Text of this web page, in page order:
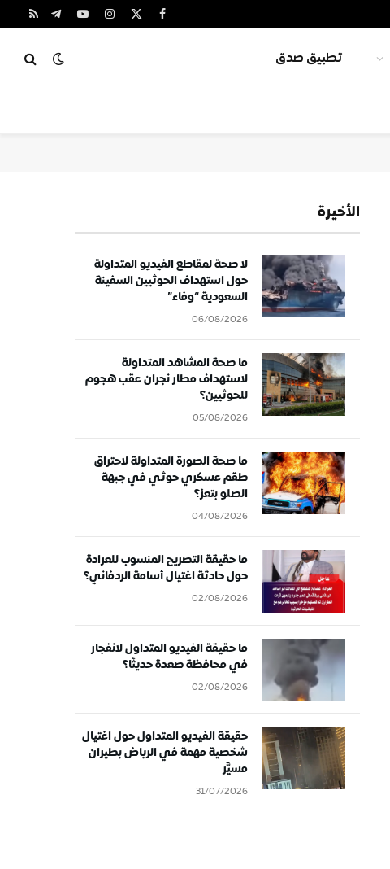
فيسبوك
X
الانستغراميوتيوبتيلقرامRSS
تطبيق صدق
الأخيرة
لا صحة لمقاطع الفيديو المتداولة
حول استهداف الحوثيين السفينة
السعودية “وفاء”
06/08/2026
ما صحة المشاهد المتداولة
لاستهداف مطار نجران عقب هجوم
للحوثيين؟
05/08/2026
ما صحة الصورة المتداولة لاحتراق
طقم عسكري حوثي في جبهة
الصلو بتعز؟
04/08/2026
ما حقيقة التصريح المنسوب للعرادة
حول حادثة اغتيال أسامة الردفاني؟
02/08/2026
ما حقيقة الفيديو المتداول لانفجار
في محافظة صعدة حديثًا؟
02/08/2026
حقيقة الفيديو المتداول حول اغتيال
شخصية مهمة في الرياض بطيران
مسيَّر
31/07/2026